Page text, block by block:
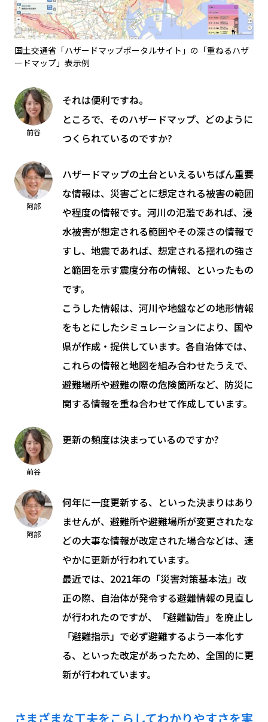
国土交通省「ハザードマップポータルサイト」の「重ねるハザ
ードマップ」表示例
前谷
それは便利ですね。
ところで、そのハザードマップ、どのように
つくられているのですか?
阿部
ハザードマップの土台といえるいちばん重要
な情報は、災害ごとに想定される被害の範囲
や程度の情報です。河川の氾濫であれば、浸
水被害が想定される範囲やその深さの情報で
すし、地震であれば、想定される揺れの強さ
と範囲を示す震度分布の情報、といったもの
です。
こうした情報は、河川や地盤などの地形情報
をもとにしたシミュレーションにより、国や
県が作成・提供しています。各自治体では、
これらの情報と地図を組み合わせたうえで、
避難場所や避難の際の危険箇所など、防災に
関する情報を重ね合わせて作成しています。
前谷
更新の頻度は決まっているのですか?
阿部
何年に一度更新する、といった決まりはあり
ませんが、避難所や避難場所が変更されたな
どの大事な情報が改定された場合などは、速
やかに更新が行われています。
最近では、2021年の「災害対策基本法」改
正の際、自治体が発令する避難情報の見直し
が行われたのですが、「避難勧告」を廃止し
「避難指示」で必ず避難するよう一本化す
る、といった改定があったため、全国的に更
新が行われています。
さまざまな工夫をこらしてわかりやすさを実